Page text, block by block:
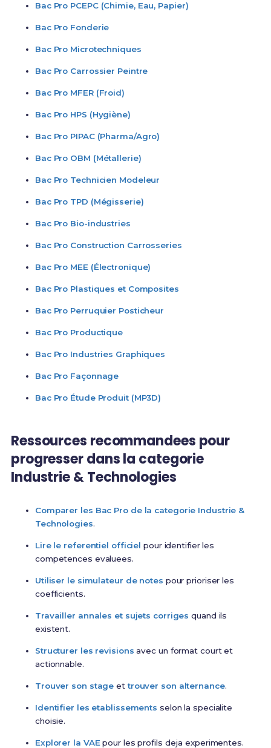
Bac Pro PCEPC (Chimie, Eau, Papier)
Bac Pro Fonderie
Bac Pro Microtechniques
Bac Pro Carrossier Peintre
Bac Pro MFER (Froid)
Bac Pro HPS (Hygiène)
Bac Pro PIPAC (Pharma/Agro)
Bac Pro OBM (Métallerie)
Bac Pro Technicien Modeleur
Bac Pro TPD (Mégisserie)
Bac Pro Bio-industries
Bac Pro Construction Carrosseries
Bac Pro MEE (Électronique)
Bac Pro Plastiques et Composites
Bac Pro Perruquier Posticheur
Bac Pro Productique
Bac Pro Industries Graphiques
Bac Pro Façonnage
Bac Pro Étude Produit (MP3D)
Ressources recommandees pour
progresser dans la categorie
Industrie & Technologies
Comparer les Bac Pro de la categorie Industrie &
Technologies.
Lire le referentiel officiel pour identifier les
competences evaluees.
Utiliser le simulateur de notes pour prioriser les
coefficients.
Travailler annales et sujets corriges quand ils
existent.
Structurer les revisions avec un format court et
actionnable.
Trouver son stage ettrouver son alternance.
Identifier les etablissements selon la specialite
choisie.
Explorer la VAE pour les profils deja experimentes.